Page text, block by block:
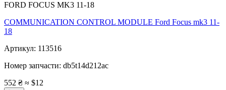
FORD FOCUS MK3 11-18
COMMUNICATION CONTROL MODULE Ford Focus mk3 11-
18
Артикул: 113516
Номер запчасти: db5t14d212ac
552 ₴ ≈ $12